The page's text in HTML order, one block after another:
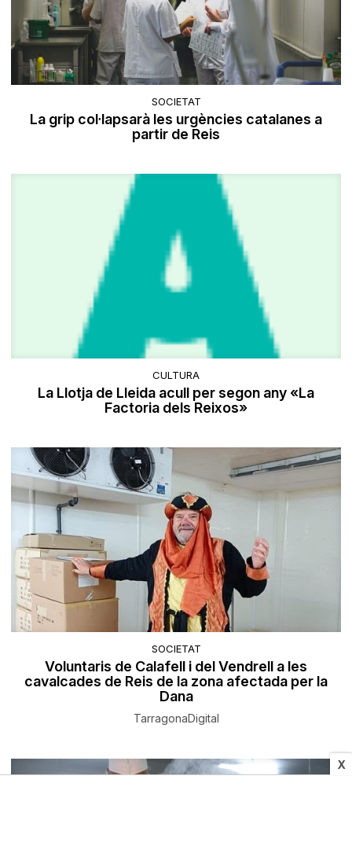
X
SOCIETAT
La grip col·lapsarà les urgències catalanes a
partir de Reis
CULTURA
La Llotja de Lleida acull per segon any «La
Factoria dels Reixos»
SOCIETAT
Voluntaris de Calafell i del Vendrell a les
cavalcades de Reis de la zona afectada per la
Dana
TarragonaDigital